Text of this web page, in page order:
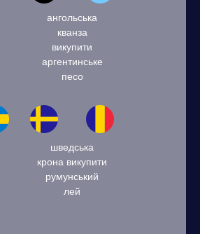
ангольська
кванза
викупити
аргентинське
песо
шведська
крона викупити
румунський
лей